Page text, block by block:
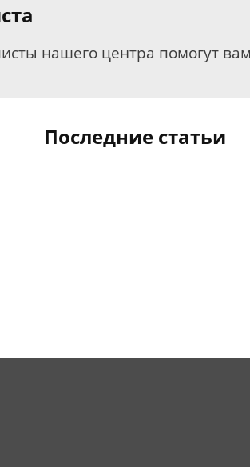
нашего центра помогут
Последние статьи